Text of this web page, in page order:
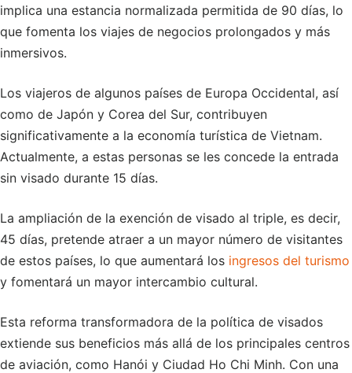
implica una estancia normalizada permitida de 90 días, lo
que fomenta los viajes de negocios prolongados y más
inmersivos.
Los viajeros de algunos países de Europa Occidental, así
como de Japón y Corea del Sur, contribuyen
significativamente a la economía turística de Vietnam.
Actualmente, a estas personas se les concede la entrada
sin visado durante 15 días.
La ampliación de la exención de visado al triple, es decir,
45 días, pretende atraer a un mayor número de visitantes
de estos países, lo que aumentará los ingresos del turismo
y fomentará un mayor intercambio cultural.
Esta reforma transformadora de la política de visados
extiende sus beneficios más allá de los principales centros
de aviación, como Hanói y Ciudad Ho Chi Minh. Con una